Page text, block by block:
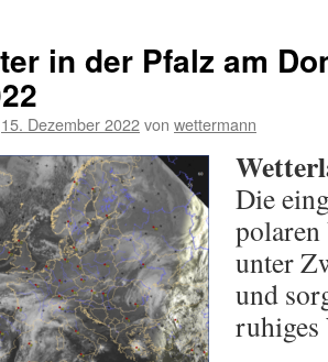
in der Pfalz am
15. Dezember 2022von wettermann
Die
unter
und